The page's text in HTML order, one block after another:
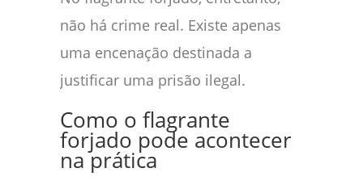
não há crime real. Existe apenas
uma encenação destinada a
justificar uma prisão ilegal.
Como o flagrante
forjado pode acontecer
na prática